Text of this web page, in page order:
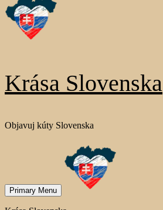
Krása Slovenska
Objavuj kúty Slovenska
Primary Menu